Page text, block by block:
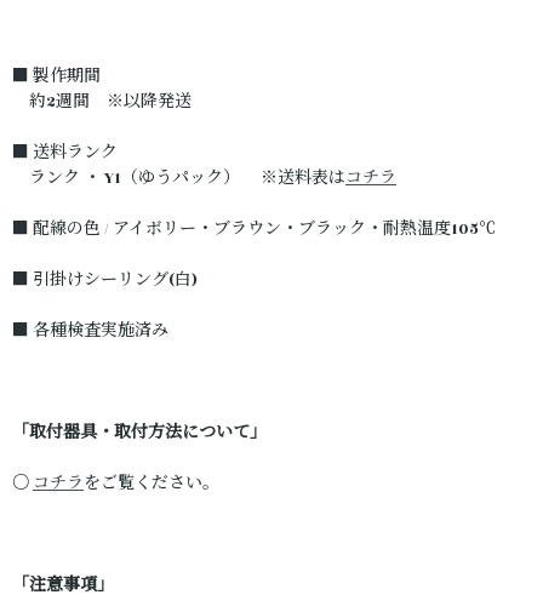
■ 製作期間
約2週間 ※以降発送
■ 送料ランク
ランク ・ Y1（ゆうパック） ※送料表はコチラ
■ 配線の色 / アイボリー・ブラウン・ブラック・耐熱温度105℃
■ 引掛けシーリング(白)
■ 各種検査実施済み
「取付器具・取付方法について」
○コチラをご覧ください。
「注意事項」